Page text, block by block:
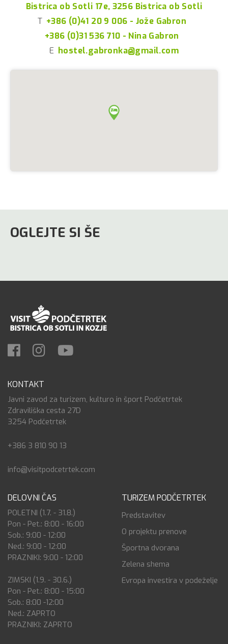
Bistrica ob Sotli 17e, 3256 Bistrica ob Sotli
T +386 (0)41 20 9 006 - Jože Gabron
+386 (0)31 536 710 - Nina Gabron
E hostel.gabronka@gmail.com
OGLEJTE SI ŠE
KONTAKT
Javni zavod za turizem, kulturo in šport Podčetrtek
Zdraviliška cesta 27D
3254 Podčetrtek
+386 3 810 90 13
info@visitpodcetrtek.com
DELOVNI ČAS
POLETNI (1.7. - 31.8.)
Pon - Pet.: 8:00 - 16:00
Sob.: 9:00 - 12:00
Ned.: 9:00 - 12:00
PRAZNIKI: 9:00 - 12:00
ZIMSKI (1.9. - 30.6.)
Pon - Pet.: 8:00 - 15:00
Sob.: 8:00 -12:00
Ned.: ZAPRTO
PRAZNIKI: ZAPRTO
TURIZEM PODČETRTEK
Predstavitev
O projektu prenove
Športna dvorana
Zelena shema
Evropa investira v podeželje